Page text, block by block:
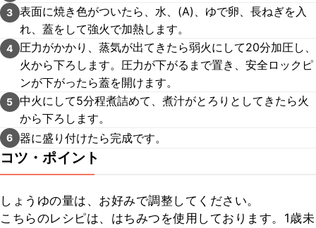
3 表面に焼き色がついたら、水、(A)、ゆで卵、長ねぎを入
れ、蓋をして強火で加熱します。
4
圧力がかかり、蒸気が出てきたら弱火にして20分加圧し、
火から下ろします。圧力が下がるまで置き、安全ロックピ
ンが下がったら蓋を開けます。
5 中火にして5分程煮詰めて、煮汁がとろりとしてきたら火
から下ろします。
6 器に盛り付けたら完成です。
コツ・ポイント
しょうゆの量は、お好みで調整してください。
こちらのレシピは、はちみつを使用しております。1歳未